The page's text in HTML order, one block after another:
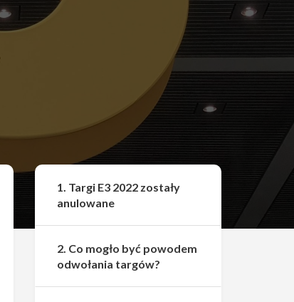
Udostępnij
1. Targi E3 2022 zostały
anulowane
2. Co mogło być powodem
odwołania targów?